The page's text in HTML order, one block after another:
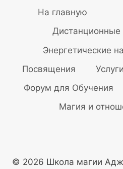
На главную
Дистанционные
Энергетические
Посвящения
Услуги
Форум для Обучения
Магия и
© 2026 Школа магии